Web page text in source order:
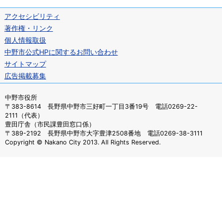
アクセシビリティ
著作権・リンク
個人情報取扱
中野市公式HPに関するお問い合わせ
サイトマップ
広告掲載募集
中野市役所
〒383-8614 長野県中野市三好町一丁目3番19号 電話0269-22-
2111（代表）
豊田庁舎（市民課豊田窓口係）
〒389-2192 長野県中野市大字豊津2508番地 電話0269-38-3111
Copyright © Nakano City 2013. All Rights Reserved.